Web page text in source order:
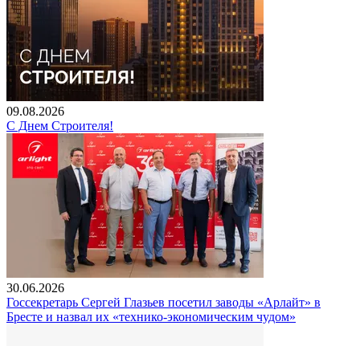
09.08.2026
С Днем Строителя!
30.06.2026
Госсекретарь Сергей Глазьев посетил заводы «Арлайт» в
Бресте и назвал их «технико-экономическим чудом»